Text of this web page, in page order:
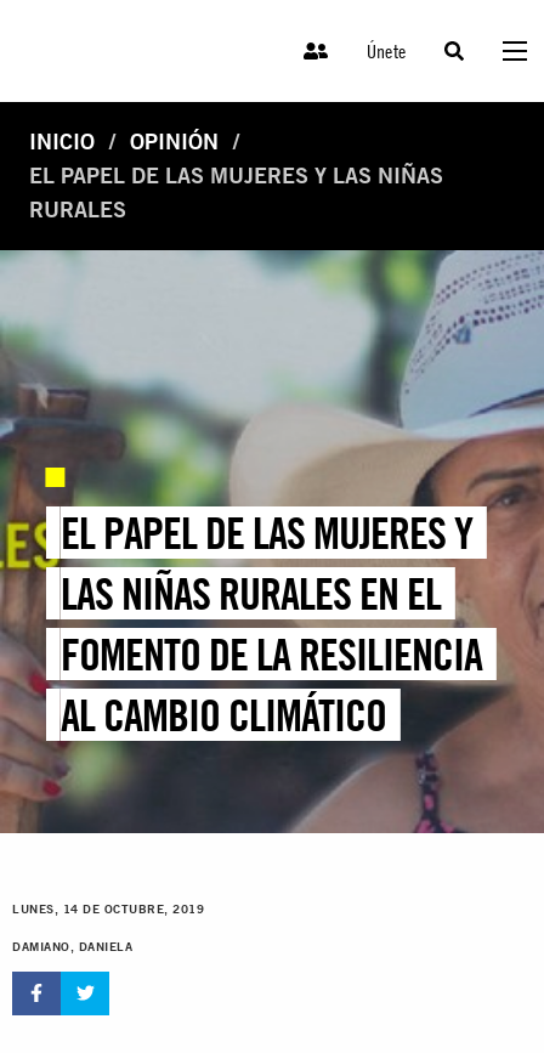
Únete
INICIO
OPINIÓN
EL PAPEL DE LAS MUJERES Y LAS NIÑAS
RURALES
EL PAPEL DE LAS MUJERES Y
LAS NIÑAS RURALES EN EL
FOMENTO DE LA RESILIENCIA
AL CAMBIO CLIMÁTICO
LUNES, 14 DE OCTUBRE, 2019
DAMIANO, DANIELA